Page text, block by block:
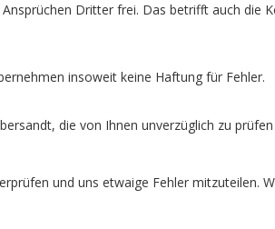
Dritter frei. Das betrifft auch die
insoweit keine Haftung für Fehler.
die von Ihnen unverzüglich zu
und uns etwaige Fehler mitzuteilen.